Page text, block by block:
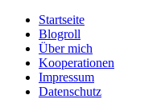
Startseite
Blogroll
Über mich
Kooperationen
Impressum
Datenschutz